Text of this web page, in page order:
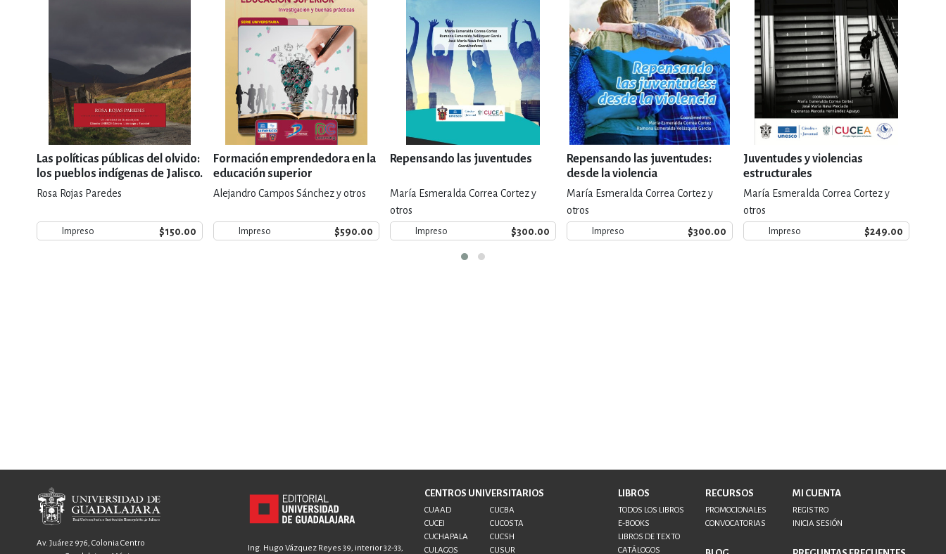
Las políticas públicas del olvido:
los pueblos indígenas de Jalisco.
Antes y después de la
alternancia (1995-2012)
Rosa Rojas Paredes
Impreso $150.00
Formación emprendedora en la
educación superior
Alejandro Campos Sánchez y otros
Impreso $590.00
Repensando las juventudes
María Esmeralda Correa Cortez y
otros
Impreso $300.00
Repensando las juventudes:
desde la violencia
María Esmeralda Correa Cortez y
otros
Impreso $300.00
Juventudes y violencias
estructurales
María Esmeralda Correa Cortez y
otros
Impreso $249.00
Av. Juárez 976, Colonia Centro
Ing. Hugo Vázquez Reyes 39, interior 32-33,
CENTROS UNIVERSITARIOS
CUAAD
CUCBA
CUCEI
CUCOSTA
CUCHAPALA
CUCSH
CULAGOS
CUSUR
LIBROS
TODOS LOS LIBROS
E-BOOKS
LIBROS DE TEXTO
CATÁLOGOS
RECURSOS
PROMOCIONALES
CONVOCATORIAS
MI CUENTA
REGISTRO
INICIA SESIÓN